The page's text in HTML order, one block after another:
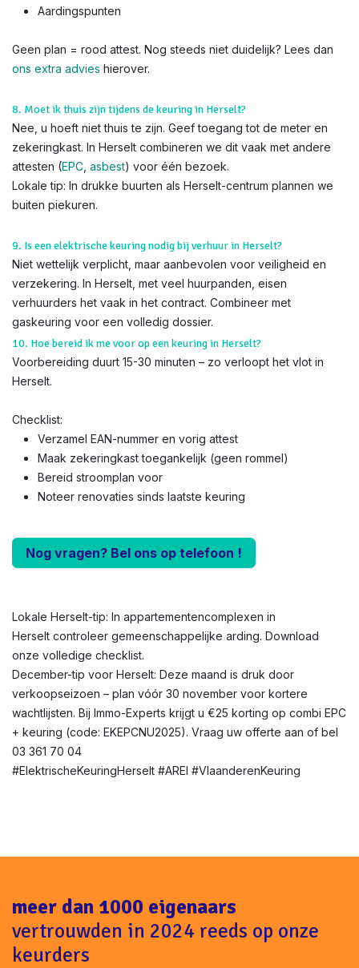
Aardingspunten
Geen plan = rood attest. Nog steeds niet duidelijk? Lees dan
ons extra advies hierover.
8. Moet ik thuis zijn tijdens de keuring in Herselt?
Nee, u hoeft niet thuis te zijn. Geef toegang tot de meter en
zekeringkast. In Herselt combineren we dit vaak met andere
attesten (EPC asbest) voor één bezoek.
Lokale tip: In drukke buurten als Herselt-centrum plannen we
buiten piekuren.
9. Is een elektrische keuring nodig bij verhuur in Herselt?
Niet wettelijk verplicht, maar aanbevolen voor veiligheid en
verzekering. In Herselt, met veel huurpanden, eisen
verhuurders het vaak in het contract. Combineer met
gaskeuring voor een volledig dossier.
10. Hoe bereid ik me voor op een keuring in Herselt?
Voorbereiding duurt 15-30 minuten – zo verloopt het vlot in
Herselt.
Checklist:
Verzamel EAN-nummer en vorig attest
Maak zekeringkast toegankelijk (geen rommel)
Bereid stroomplan voor
Noteer renovaties sinds laatste keuring
Nog vragen? Bel ons op telefoon !
Lokale Herselt-tip: In appartementencomplexen in
Herselt controleer gemeenschappelijke arding. Download
onze volledige checklist.
December-tip voor Herselt: Deze maand is druk door
verkoopseizoen – plan vóór 30 november voor kortere
wachtlijsten. Bij Immo-Experts krijgt u €25 korting op combi EPC
+ keuring (code: EKEPCNU2025). Vraag uw offerte aan of bel
03 361 70 04
#ElektrischeKeuringHerselt #AREI #VlaanderenKeuring
meer dan 1000 eigenaars
vertrouwden in 2024 reeds op onze
keurders